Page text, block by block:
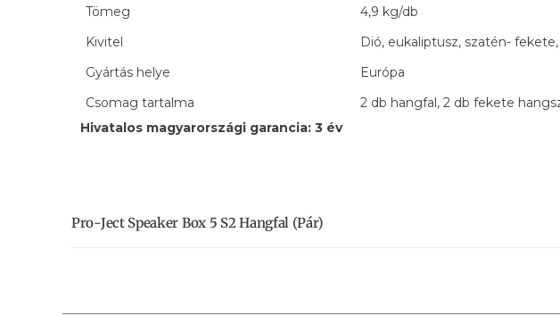
Tömeg
4,9 kg/db
Kivitel
Dió, eukaliptusz, szatén-
Gyártás helye
Európa
Csomag tartalma
2 db hangfal, 2 db fekete
Hivatalos magyarországi garancia: 3 év
Pro-Ject Speaker Box 5 S2 Hangfal (pár)